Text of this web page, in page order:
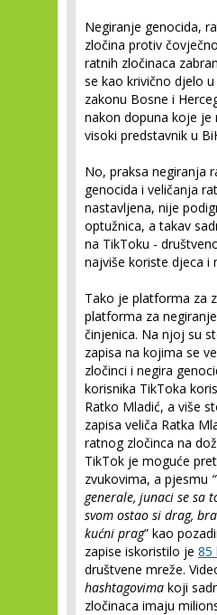
Negiranje genocida,
zločina protiv
ratnih zločinaca
se kao krivično djelo
zakonu Bosne i
nakon dopuna koje je
visoki predstavnik u
No, praksa negiranja
genocida i veličanja
nastavljena, nije
optužnica, a takav
na TikToku -
najviše koriste djeca i
Tako je platforma za
platforma za
činjenica. Na njoj su
zapisa na kojima se
zločinci i negira
korisnika TikToka
Ratko Mladić, a više
zapisa veliča Ratka
ratnog zločinca na
TikTok je moguće
zvukovima, a pjesmu
generale, junaci se sa
svom ostao si drag,
kućni prag” kao
zapise iskoristilo je 85
društvene mreže.
hashtagovima koji
zločinaca imaju